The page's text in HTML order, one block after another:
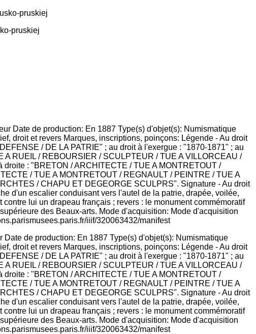
pruskiej
de production: En 1887 Type(s) d'objet(s): Numismatique
droit et revers Marques, inscriptions, poinçons: Légende - Au droit
/ DE LA PATRIE" ; au droit à l'exergue : "1870-1871" ; au
RUEIL / REBOURSIER / SCULPTEUR / TUE A VILLORCEAU /
: "BRETON / ARCHITECTE / TUE A MONTRETOUT /
/ TUE A MONTRETOUT / REGNAULT / PEINTRE / TUE A
/ CHAPU ET DEGEORGE SCULPRS". Signature - Au droit
d'un escalier conduisant vers l'autel de la patrie, drapée, voilée,
lui un drapeau français ; revers : le monument commémoratif
des Beaux-arts. Mode d'acquisition: Mode d'acquisition
iiif/320063432/manifest